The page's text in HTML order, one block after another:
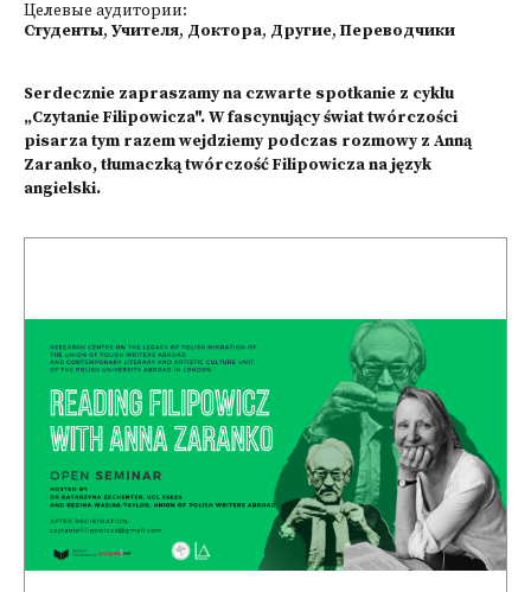
Целевые аудитории:
Студенты, Учителя, Доктора, Другие, Переводчики
Serdecznie zapraszamy na czwarte spotkanie z cyklu
„Czytanie Filipowicza". W fascynujący świat twórczości
pisarza tym razem wejdziemy podczas rozmowy z Anną
Zaranko, tłumaczką twórczość Filipowicza na język
angielski.